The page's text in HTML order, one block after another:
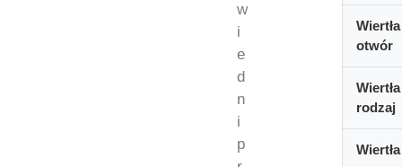
w
i
e
d
n
i
p
Wiertła
otwór
Wiertła
rodzaj